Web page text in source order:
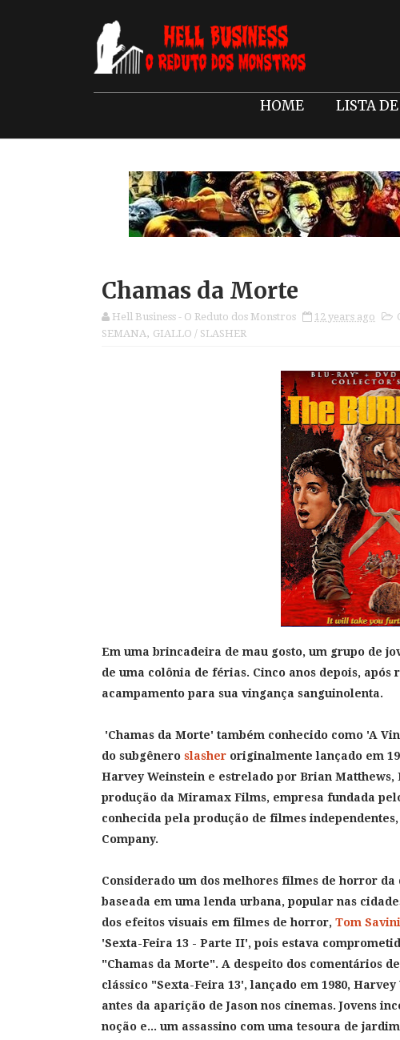
HOME LISTA
Chamas da Morte
Hell Business - O Reduto dos Monstros 12 years ago
SEMANA, GIALLO / SLASHER
Em uma brincadeira de mau gosto, um grupo de
de uma colônia de férias. Cinco anos depois,
acampamento para sua vingança sanguinolenta.
'Chamas da Morte' também conhecido como 'A
do subgênero slasher originalmente lançado em
Harvey Weinstein e estrelado por Brian
produção da Miramax Films, empresa fundada
conhecida pela produção de filmes
Company.
Considerado um dos melhores filmes de horror da
baseada em uma lenda urbana, popular nas
dos efeitos visuais em filmes de horror, Tom Savini
'Sexta-Feira 13 - Parte II', pois estava
"Chamas da Morte". A despeito dos comentários
clássico "Sexta-Feira 13', lançado em 1980,
antes da aparição de Jason nos cinemas. Jovens
noção e... um assassino com uma tesoura de